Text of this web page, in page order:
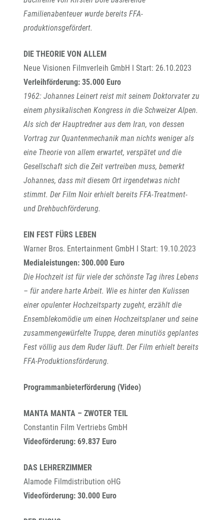
Familienabenteuer wurde bereits FFA-
produktionsgefördert.
DIE THEORIE VON ALLEM
Neue Visionen Filmverleih GmbH I Start: 26.10.2023
Verleihförderung: 35.000 Euro
1962: Johannes Leinert reist mit seinem Doktorvater zu
einem physikalischen Kongress in die Schweizer Alpen.
Als sich der Hauptredner aus dem Iran, von dessen
Vortrag zur Quantenmechanik man nichts weniger als
eine Theorie von allem erwartet, verspätet und die
Gesellschaft sich die Zeit vertreiben muss, bemerkt
Johannes, dass mit diesem Ort irgendetwas nicht
stimmt. Der Film Noir erhielt bereits FFA-Treatment-
und Drehbuchförderung.
EIN FEST FÜRS LEBEN
Warner Bros. Entertainment GmbH I Start: 19.10.2023
Medialeistungen: 300.000 Euro
Die Hochzeit ist für viele der schönste Tag ihres Lebens
– für andere harte Arbeit. Wie es hinter den Kulissen
einer opulenter Hochzeitsparty zugeht, erzählt die
Ensemblekomödie um einen Hochzeitsplaner und seine
zusammengewürfelte Truppe, deren minutiös geplantes
Fest völlig aus dem Ruder läuft. Der Film erhielt bereits
FFA-Produktionsförderung.
Programmanbieterförderung (Video)
MANTA MANTA – ZWOTER TEIL
Constantin Film Vertriebs GmbH
Videoförderung: 69.837 Euro
DAS LEHRERZIMMER
Alamode Filmdistribution oHG
Videoförderung: 30.000 Euro